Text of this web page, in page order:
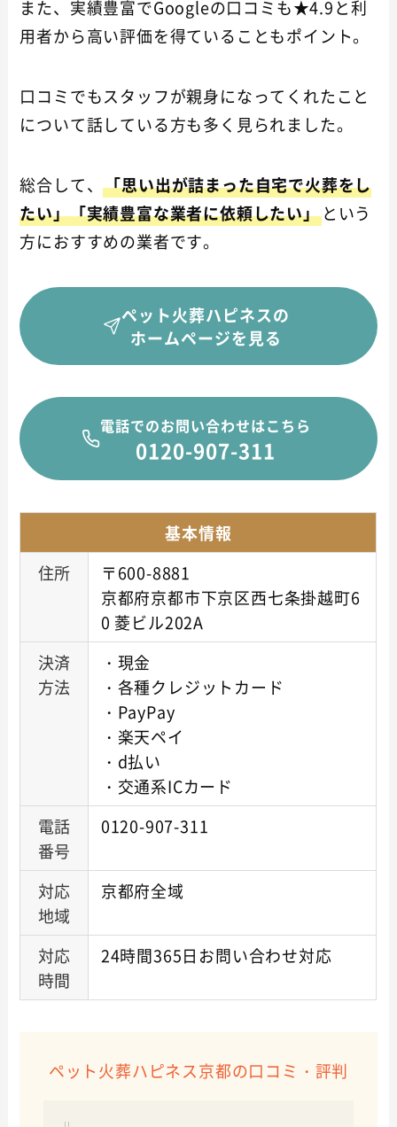
また、実績豊富でGoogleの口コミも★4.9と利
用者から高い評価を得ていることもポイント。
口コミでもスタッフが親身になってくれたこと
について話している方も多く見られました。
総合して、「思い出が詰まった自宅で火葬をし
たい」「実績豊富な業者に依頼したい」という
方におすすめの業者です。
ペット火葬ハピネスの
ホームページを見る
電話でのお問い合わせはこちら
0120-907-311
基本情報
住所
〒600-8881
京都府京都市下京区西七条掛越町6
0 菱ビル202A
決済
方法
・現金
・各種クレジットカード
・PayPay
・楽天ペイ
・d払い
・交通系ICカード
電話
番号
0120-907-311
対応
地域
京都府全域
対応
時間
24時間365日お問い合わせ対応
ペット火葬ハピネス京都の口コミ・評判